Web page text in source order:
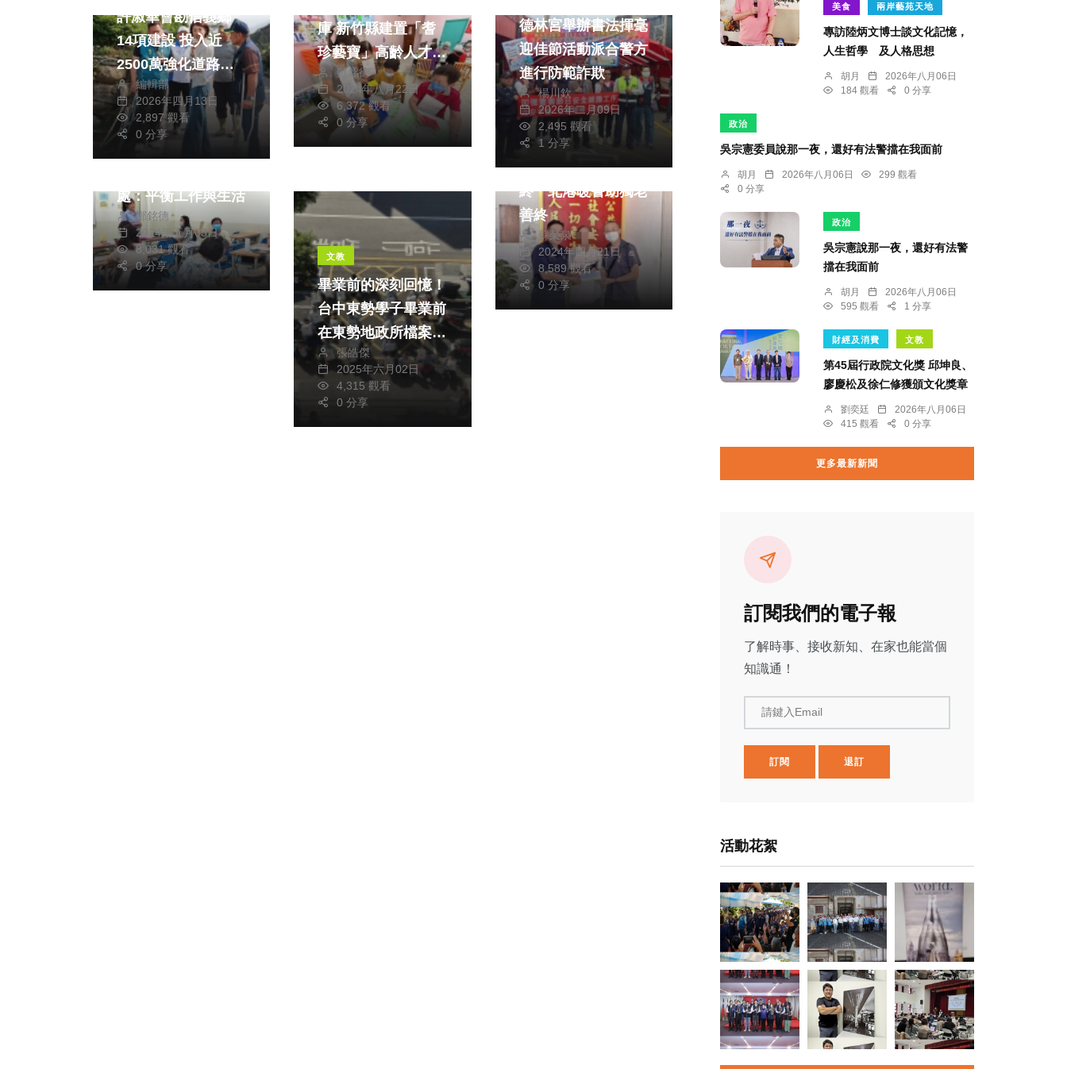
許淑華會勘信義鄉
14項建設 投入近
2500萬強化道路與
農業基礎
編輯部
2026年四月13日
2,897 觀看
0 分享
庫 新竹縣建置「耆
珍藝寶」高齡人才資
料庫鄭銘德
2024年八月22日
6,372 觀看
0 分享
德林宮舉辦書法揮毫
迎佳節活動派合警方
進行防範詐欺
楊川欽
2026年二月09日
2,495 觀看
1 分享
社會 生活
處：平衡工作與生活
鄭銘德
2024年五月05日
8,031 觀看
0 分享
文教
畢業前的深刻回憶！
台中東勢學子畢業前
在東勢地政所檔案展
區留念
張皓傑
2025年六月02日
4,315 觀看
0 分享
社會 生活
綜合
人生的最後1理路-善
終 北港暖警助獨老
善終
蘇榮泉
2024年四月21日
8,589 觀看
0 分享
美食 兩岸藝苑天地
專訪陸炳文博士談文化記憶，
人生哲學 及人格思想
胡月
2026年八月06日
184 觀看
0 分享
政治
吳宗憲委員說那一夜，還好有法警擋在我面前
胡月 2026年八月06日
299 觀看
0 分享
政治
吳宗憲說那一夜，還好有法警
擋在我面前
胡月
2026年八月06日
595 觀看
1 分享
財經及消費 文教
第45屆行政院文化獎 邱坤良、
廖慶松及徐仁修獲頒文化獎章
劉奕廷
2026年八月06日
415 觀看
0 分享
更多最新新聞
訂閱我們的電子報
了解時事、接收新知、在家也能當個
知識通！
請鍵入Email
訂閱 退訂
活動花絮